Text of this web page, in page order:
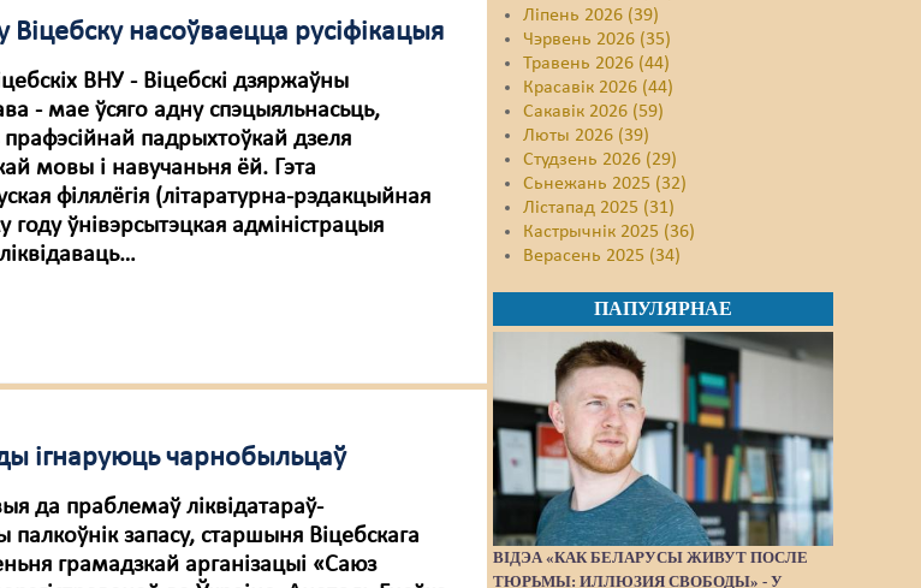
насоўваецца русіфікацыя
ВНУ - Віцебскі дзяржаўны
- мае ўсяго адну спэцыяльнасьць,
падрыхтоўкай дзеля
мовы і навучаньня ёй. Гэта
філялёгія (літаратурна-рэдакцыйная
году ўнівэрсытэцкая адміністрацыя
ігнаруюць чарнобыльцаў
да праблемаў ліквідатараў-
запасу, старшыня Віцебскага
грамадзкай арганізацыі «Саюз
Ліпень 2026 (39)
Чэрвень 2026 (35)
Травень 2026 (44)
Красавік 2026 (44)
Сакавік 2026 (59)
Люты 2026 (39)
Студзень 2026 (29)
Сьнежань 2025 (32)
Лістапад 2025 (31)
Кастрычнік 2025 (36)
Верасень 2025 (34)
ПАПУЛЯРНАЕ
ВІДЭА «КАК БЕЛАРУСЫ ЖИВУТ ПОСЛЕ
ТЮРЬМЫ: ИЛЛЮЗИЯ СВОБОДЫ» - У